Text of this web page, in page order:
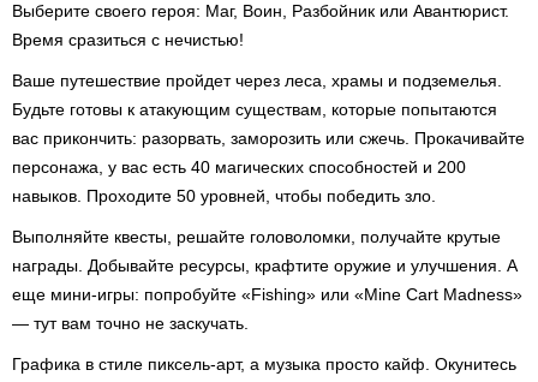
Выберите своего героя: Маг, Воин, Разбойник или Авантюрист.
Время сразиться с нечистью!
Ваше путешествие пройдет через леса, храмы и подземелья.
Будьте готовы к атакующим существам, которые попытаются
вас прикончить: разорвать, заморозить или сжечь. Прокачивайте
персонажа, у вас есть 40 магических способностей и 200
навыков. Проходите 50 уровней, чтобы победить зло.
Выполняйте квесты, решайте головоломки, получайте крутые
награды. Добывайте ресурсы, крафтите оружие и улучшения. А
еще мини-игры: попробуйте «Fishing» или «Mine Cart Madness»
— тут вам точно не заскучать.
Графика в стиле пиксель-арт, а музыка просто кайф. Окунитесь